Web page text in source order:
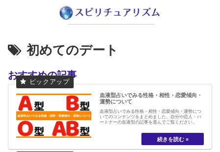
初めてのデート
おすすめの記事
血液型占いでみる性格・相性・恋愛傾向・
運勢について
血液型占いでみる性格・相性・恋愛傾向・運勢につ
いてのコンテンツをまとめました。自分や恋人・パ
ートナーの血液型の記事を選んでご覧ください。